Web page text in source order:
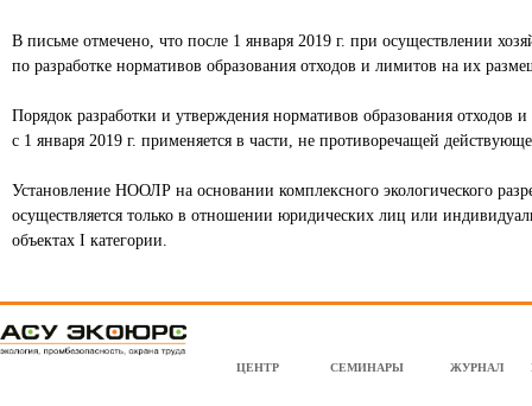
В письме отмечено, что после 1 января 2019 г. при осуществлении
по разработке нормативов образования отходов и лимитов на их
Порядок разработки и утверждения нормативов образования
с 1 января 2019 г. применяется в части, не противоречащей
Установление НООЛР на основании комплексного экологического
осуществляется только в отношении юридических лиц или
объектах I категории.
l
o ЦЕНТР СЕМИНАРЫ ЖУРНАЛ